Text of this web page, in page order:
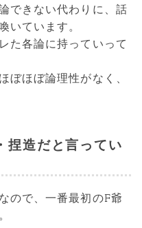
できない代わりに、話
いています。
た各論に持っていって
ぼほぼ論理性がなく、
捏造だと言ってい
ので、一番最初のF爺